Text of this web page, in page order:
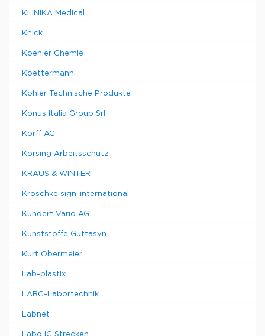
KLINIKA Medical
Knick
Koehler Chemie
Koettermann
Kohler Technische Produkte
Konus Italia Group Srl
Korff AG
Korsing Arbeitsschutz
KRAUS & WINTER
Kroschke sign-international
Kundert Vario AG
Kunststoffe Guttasyn
Kurt Obermeier
Lab-plastix
LABC-Labortechnik
Labnet
Labo IC Strecken